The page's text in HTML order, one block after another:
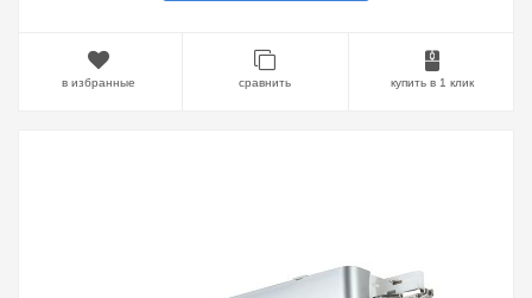
в избранные сравнить купить в 1 клик